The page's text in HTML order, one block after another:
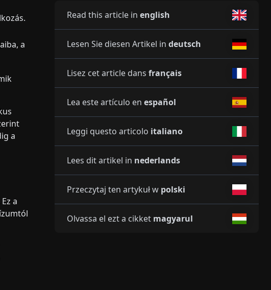
a
a
a
Read this article in english
Lesen Sie diesen Artikel in deutsch
Lisez cet article dans français
Lea este artículo en español
Leggi questo articolo italiano
Lees dit artikel in nederlands
Przeczytaj ten artykuł w polski
Olvassa el ezt a cikket magyarul